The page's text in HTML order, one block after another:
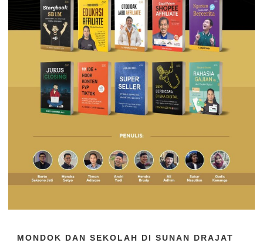
MONDOK DAN SEKOLAH DI SUNAN DRAJAT